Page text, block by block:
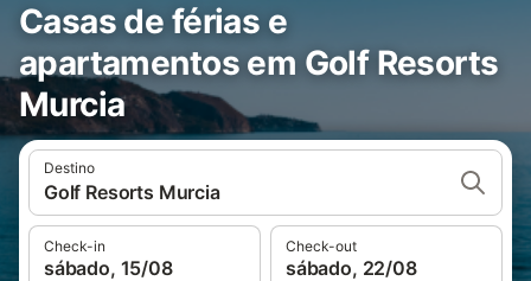
Casas de férias e
apartamentos em Golf Resorts
Murcia
Destino
Golf Resorts Murcia
Check-in
sábado, 15/08
Check-out
sábado, 22/08